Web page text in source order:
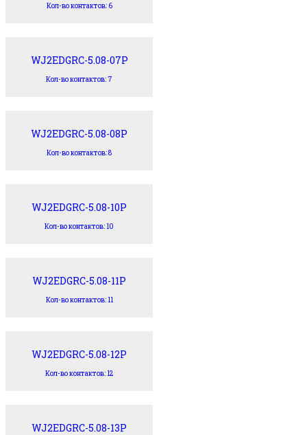
Кол-во контактов: 6
WJ2EDGRC-5.08-07P
Кол-во контактов: 7
WJ2EDGRC-5.08-08P
Кол-во контактов: 8
WJ2EDGRC-5.08-10P
Кол-во контактов: 10
WJ2EDGRC-5.08-11P
Кол-во контактов: 11
WJ2EDGRC-5.08-12P
Кол-во контактов: 12
WJ2EDGRC-5.08-13P